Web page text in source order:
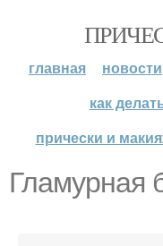
главная новости
как
прически и
Гламурная